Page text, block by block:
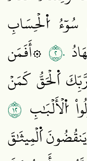
سُوٓءُ اُ۬لۡحِسَابِ
٢٠ ۞أَفَمَن
اَ۬لۡحَقُّ كَمَنۡ
اُ۬لۡأَلۡبَٰبِ ٢١
اَ۬لۡمِيثَٰقَ